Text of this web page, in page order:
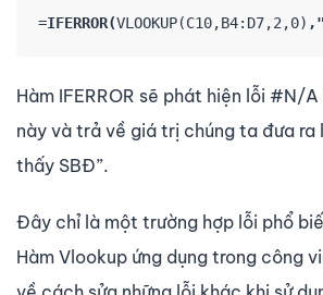
=IFERROR(VLOOKUP(C10,B4:D7,2,0)
Hàm IFERROR sẽ phát hiện lỗi #N/
này và trả về giá trị chúng ta đưa ra
thấy SBĐ”.
Đây chỉ là một trường hợp lỗi phổ
Hàm Vlookup ứng dụng trong công